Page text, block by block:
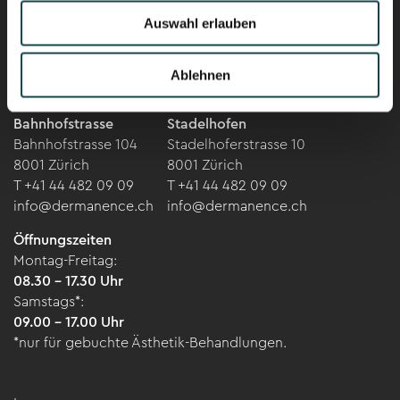
Auswahl erlauben
Ablehnen
Dermanence
Bahnhofstrasse
Bahnhofstrasse 104
8001 Zürich
T +41 44 482 09 09
info@dermanence.ch
Dermanence
Stadelhofen
Stadelhoferstrasse 10
8001 Zürich
T +41 44 482 09 09
info@dermanence.ch
Öffnungszeiten
Montag-Freitag:
08.30 – 17.30 Uhr
Samstags*:
09.00 – 17.00 Uhr
*nur für gebuchte Ästhetik-Behandlungen.